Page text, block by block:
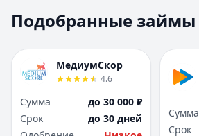
Подобранные займы
МедиумСкор
4.6
Сумма
до 30 000 ₽
Срок
до 30 дней
Сумма
Срок